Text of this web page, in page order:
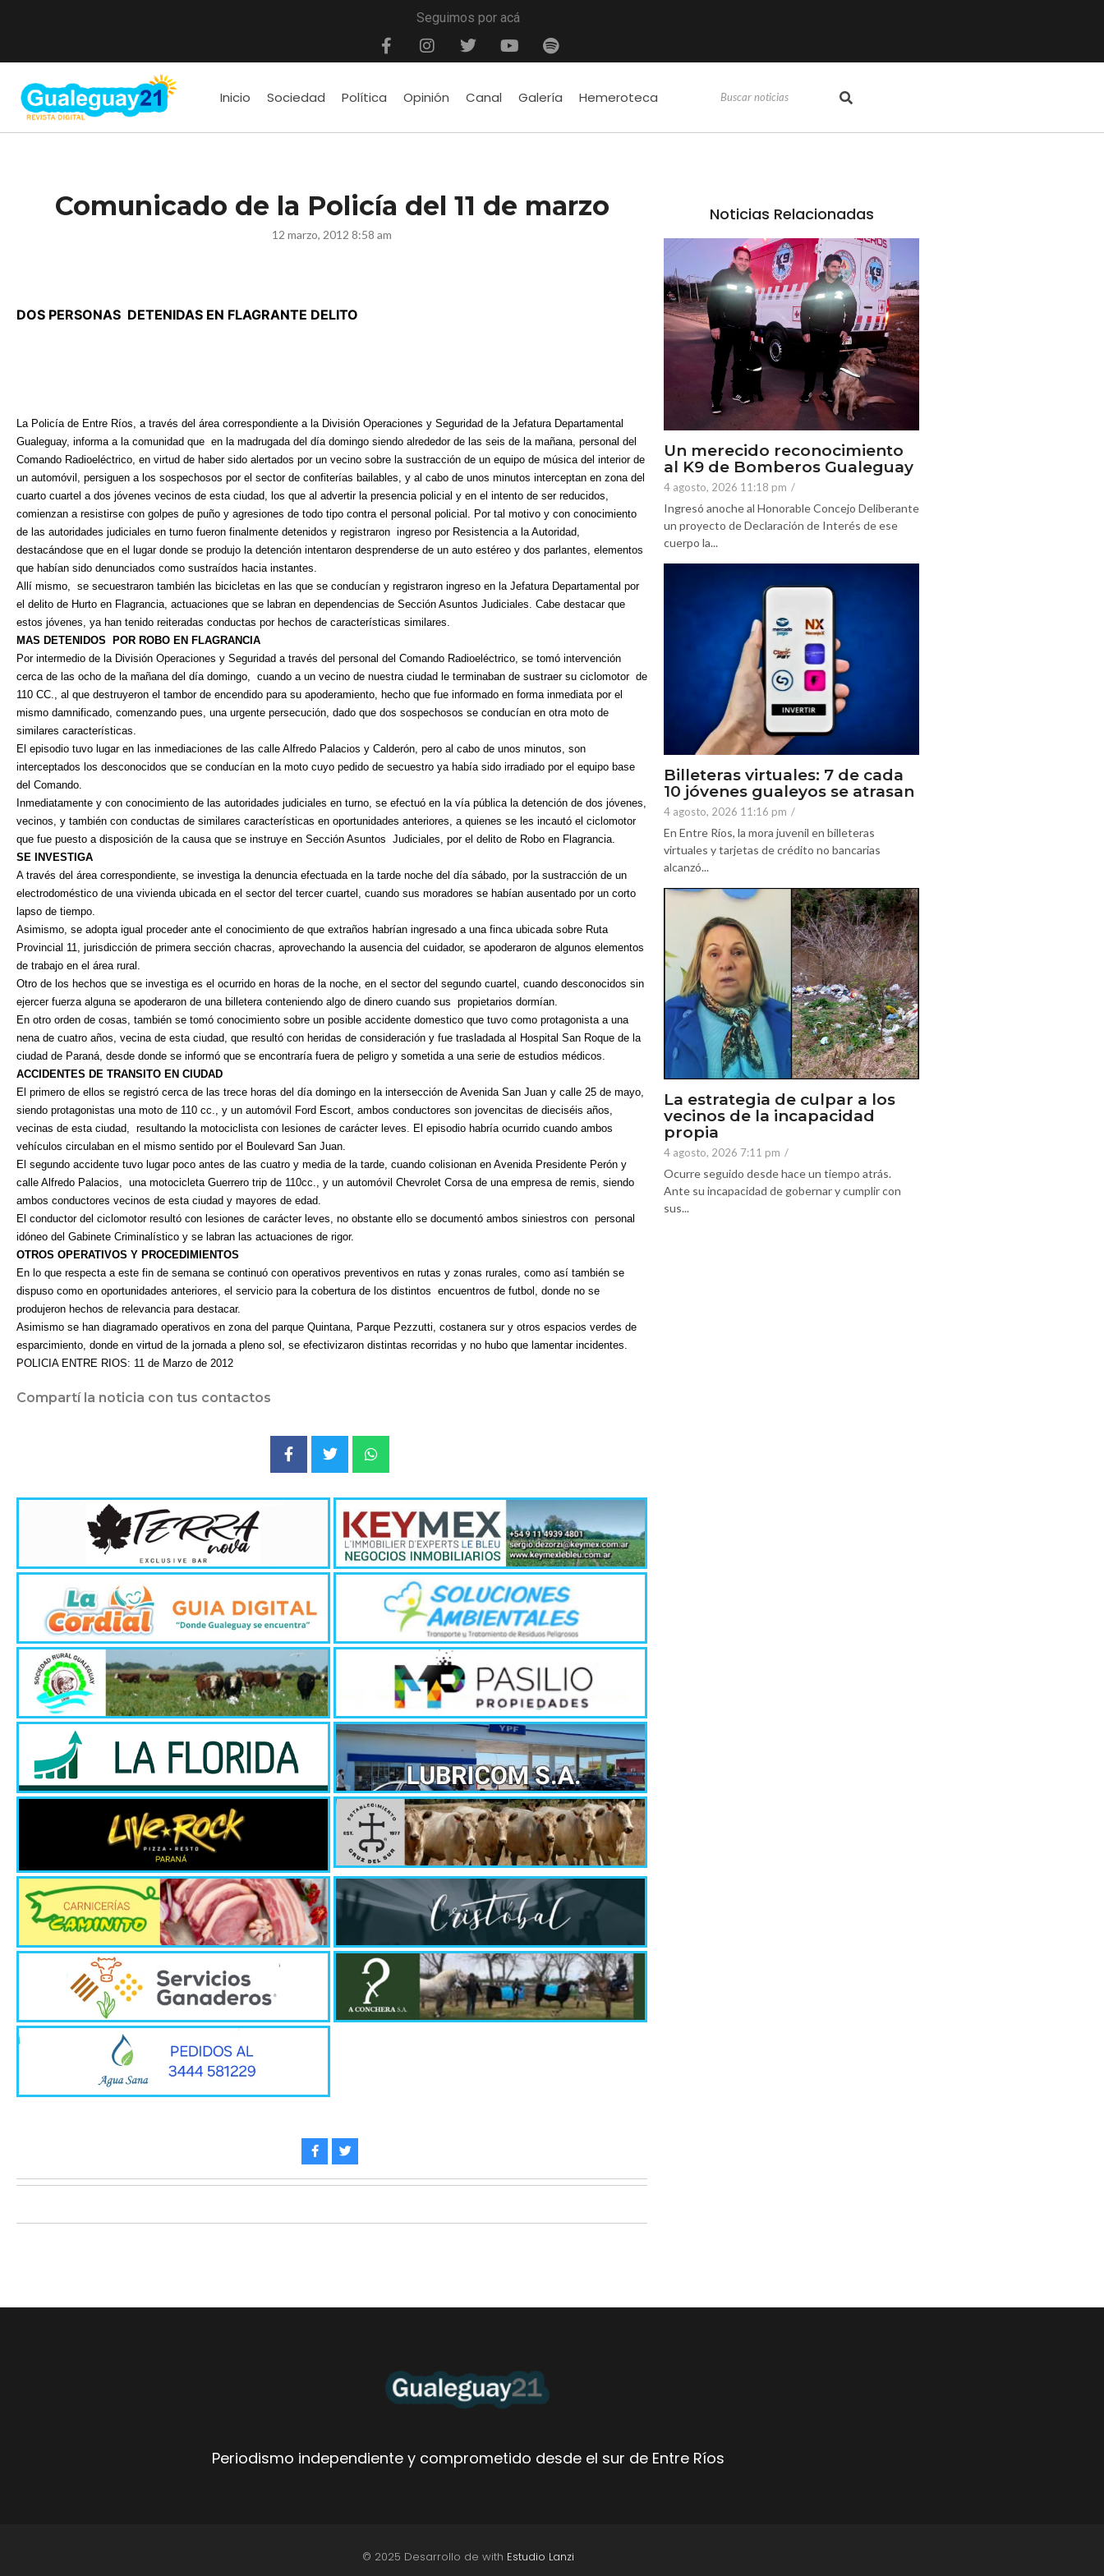
Seguimos por acá
Inicio Sociedad Política Opinión Canal Galería Hemeroteca
Comunicado de la Policía del 11 de marzo
12 marzo, 2012 8:58 am
DOS PERSONAS DETENIDAS EN FLAGRANTE DELITO
La Policía de Entre Ríos, a través del área correspondiente a la División Operaciones y Seguridad de la Jefatura Departamental
Gualeguay, informa a la comunidad que en la madrugada del día domingo siendo alrededor de las seis de la mañana, personal del
Comando Radioeléctrico, en virtud de haber sido alertados por un vecino sobre la sustracción de un equipo de música del interior de
un automóvil, persiguen a los sospechosos por el sector de confiterías bailables, y al cabo de unos minutos interceptan en zona del
cuarto cuartel a dos jóvenes vecinos de esta ciudad, los que al advertir la presencia policial y en el intento de ser reducidos,
comienzan a resistirse con golpes de puño y agresiones de todo tipo contra el personal policial. Por tal motivo y con conocimiento
de las autoridades judiciales en turno fueron finalmente detenidos y registraron ingreso por Resistencia a la Autoridad,
destacándose que en el lugar donde se produjo la detención intentaron desprenderse de un auto estéreo y dos parlantes, elementos
que habían sido denunciados como sustraídos hacia instantes.
Allí mismo,
se secuestraron también las bicicletas en las que se conducían y registraron ingreso en la Jefatura Departamental por
el delito de Hurto en Flagrancia, actuaciones que se labran en dependencias de Sección Asuntos Judiciales. Cabe destacar que
estos jóvenes, ya han tenido reiteradas conductas por hechos de características similares.
MAS DETENIDOS
POR ROBO EN FLAGRANCIA
Por intermedio de la División Operaciones y Seguridad a través del personal del Comando Radioeléctrico, se tomó intervención
cerca de las ocho de la mañana del día domingo,
cuando a un vecino de nuestra ciudad le terminaban de sustraer su ciclomotor de
110 CC., al que destruyeron el tambor de encendido para su apoderamiento, hecho que fue informado en forma inmediata por el
mismo damnificado, comenzando pues, una urgente persecución, dado que dos sospechosos se conducían en otra moto de
similares características.
El episodio tuvo lugar en las inmediaciones de las calle Alfredo Palacios y Calderón, pero al cabo de unos minutos, son
interceptados los desconocidos que se conducían en la moto cuyo pedido de secuestro ya había sido irradiado por el equipo base
del Comando.
Inmediatamente y con conocimiento de las autoridades judiciales en turno, se efectuó en la vía pública la detención de dos jóvenes,
vecinos, y también con conductas de similares características en oportunidades anteriores, a quienes se les incautó el ciclomotor
que fue puesto a disposición de la causa que se instruye en Sección Asuntos Judiciales, por el delito de Robo en Flagrancia.
SE INVESTIGA
A través del área correspondiente, se investiga la denuncia efectuada en la tarde noche del día sábado, por la sustracción de un
electrodoméstico de una vivienda ubicada en el sector del tercer cuartel, cuando sus moradores se habían ausentado por un corto
lapso de tiempo.
Asimismo, se adopta igual proceder ante el conocimiento de que extraños habrían ingresado a una finca ubicada sobre Ruta
Provincial 11, jurisdicción de primera sección chacras, aprovechando la ausencia del cuidador, se apoderaron de algunos elementos
de trabajo en el área rural.
Otro de los hechos que se investiga es el ocurrido en horas de la noche, en el sector del segundo cuartel, cuando desconocidos sin
ejercer fuerza alguna se apoderaron de una billetera conteniendo algo de dinero cuando sus propietarios dormían.
En otro orden de cosas, también se tomó conocimiento sobre un posible accidente domestico que tuvo como protagonista a una
nena de cuatro años, vecina de esta ciudad, que resultó con heridas de consideración y fue trasladada al Hospital San Roque de la
ciudad de Paraná, desde donde se informó que se encontraría fuera de peligro y sometida a una serie de estudios médicos.
ACCIDENTES DE TRANSITO EN CIUDAD
El primero de ellos se registró cerca de las trece horas del día domingo en la intersección de Avenida San Juan y calle 25 de mayo,
siendo protagonistas una moto de 110 cc., y un automóvil Ford Escort, ambos conductores son jovencitas de dieciséis años,
vecinas de esta ciudad,
resultando la motociclista con lesiones de carácter leves. El episodio habría ocurrido cuando ambos
vehículos circulaban en el mismo sentido por el Boulevard San Juan.
El segundo accidente tuvo lugar poco antes de las cuatro y media de la tarde, cuando colisionan en Avenida Presidente Perón y
calle Alfredo Palacios,
una motocicleta Guerrero trip de 110cc., y un automóvil Chevrolet Corsa de una empresa de remis, siendo
ambos conductores vecinos de esta ciudad y mayores de edad.
El conductor del ciclomotor resultó con lesiones de carácter leves, no obstante ello se documentó ambos siniestros con personal
idóneo del Gabinete Criminalístico y se labran las actuaciones de rigor.
OTROS OPERATIVOS Y PROCEDIMIENTOS
En lo que respecta a este fin de semana se continuó con operativos preventivos en rutas y zonas rurales, como así también se
dispuso como en oportunidades anteriores, el servicio para la cobertura de los distintos encuentros de futbol, donde no se
produjeron hechos de relevancia para destacar.
Asimismo se han diagramado operativos en zona del parque Quintana, Parque Pezzutti, costanera sur y otros espacios verdes de
esparcimiento, donde en virtud de la jornada a pleno sol, se efectivizaron distintas recorridas y no hubo que lamentar incidentes.
POLICIA ENTRE RIOS: 11 de Marzo de 2012
Compartí la noticia con tus contactos
Noticias Relacionadas
Un merecido reconocimiento
al K9 de Bomberos Gualeguay
4 agosto, 2026 11:18 pm /
Ingresó anoche al Honorable Concejo Deliberante
un proyecto de Declaración de Interés de ese
cuerpo la...
Billeteras virtuales: 7 de cada
10 jóvenes gualeyos se atrasan
4 agosto, 2026 11:16 pm /
En Entre Ríos, la mora juvenil en billeteras
virtuales y tarjetas de crédito no bancarias
alcanzó...
La estrategia de culpar a los
vecinos de la incapacidad
propia
4 agosto, 2026 7:11 pm /
Ocurre seguido desde hace un tiempo atrás.
Ante su incapacidad de gobernar y cumplir con
sus...
Periodismo independiente y comprometido desde el sur de Entre Ríos
© 2025 Desarrollo de with Estudio Lanzi